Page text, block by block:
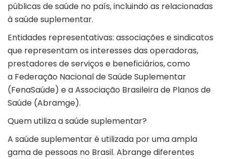
públicas de saúde no país, incluindo as relacionadas
à saúde suplementar.
Entidades representativas: associações e sindicatos
que representam os interesses das operadoras,
prestadores de serviços e beneficiários, como
a Federação Nacional de Saúde Suplementar
(FenaSaúde) e aAssociação Brasileira de Planos de
Saúde (Abramge).
Quem utiliza a saúde suplementar?
A saúde suplementar é utilizada por uma ampla
gama de pessoas no Brasil. Abrange diferentes